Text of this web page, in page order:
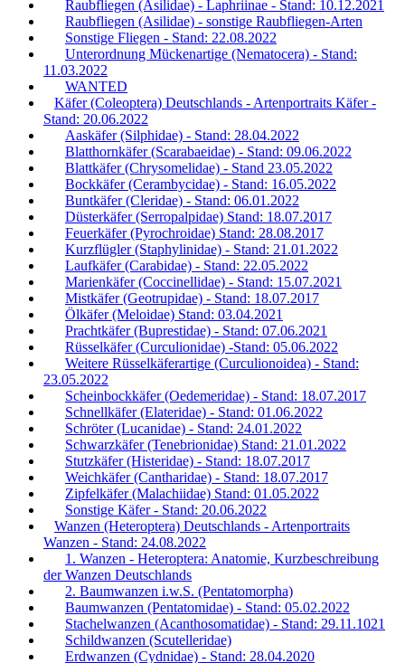
Raubfliegen (Asilidae) - Laphriinae - Stand: 10.12.2021
Raubfliegen (Asilidae) - sonstige Raubfliegen-Arten
Sonstige Fliegen - Stand: 22.08.2022
Unterordnung Mückenartige (Nematocera) - Stand:
11.03.2022
WANTED
Käfer (Coleoptera) Deutschlands - Artenportraits Käfer -
Stand: 20.06.2022
Aaskäfer (Silphidae) - Stand: 28.04.2022
Blatthornkäfer (Scarabaeidae) - Stand: 09.06.2022
Blattkäfer (Chrysomelidae) - Stand 23.05.2022
Bockkäfer (Cerambycidae) - Stand: 16.05.2022
Buntkäfer (Cleridae) - Stand: 06.01.2022
Düsterkäfer (Serropalpidae) Stand: 18.07.2017
Feuerkäfer (Pyrochroidae) Stand: 28.08.2017
Kurzflügler (Staphylinidae) - Stand: 21.01.2022
Laufkäfer (Carabidae) - Stand: 22.05.2022
Marienkäfer (Coccinellidae) - Stand: 15.07.2021
Mistkäfer (Geotrupidae) - Stand: 18.07.2017
Ölkäfer (Meloidae) Stand: 03.04.2021
Prachtkäfer (Buprestidae) - Stand: 07.06.2021
Rüsselkäfer (Curculionidae) -Stand: 05.06.2022
Weitere Rüsselkäferartige (Curculionoidea) - Stand:
23.05.2022
Scheinbockkäfer (Oedemeridae) - Stand: 18.07.2017
Schnellkäfer (Elateridae) - Stand: 01.06.2022
Schröter (Lucanidae) - Stand: 24.01.2022
Schwarzkäfer (Tenebrionidae) Stand: 21.01.2022
Stutzkäfer (Histeridae) - Stand: 18.07.2017
Weichkäfer (Cantharidae) - Stand: 18.07.2017
Zipfelkäfer (Malachiidae) Stand: 01.05.2022
Sonstige Käfer - Stand: 20.06.2022
Wanzen (Heteroptera) Deutschlands - Artenportraits
Wanzen - Stand: 24.08.2022
1. Wanzen - Heteroptera: Anatomie, Kurzbeschreibung
der Wanzen Deutschlands
2. Baumwanzen i.w.S. (Pentatomorpha)
Baumwanzen (Pentatomidae) - Stand: 05.02.2022
Stachelwanzen (Acanthosomatidae) - Stand: 29.11.1021
Schildwanzen (Scutelleridae)
Erdwanzen (Cydnidae) - Stand: 28.04.2020